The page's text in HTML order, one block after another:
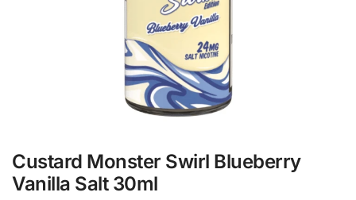
Custard Monster Swirl Blueberry
Vanilla Salt 30ml